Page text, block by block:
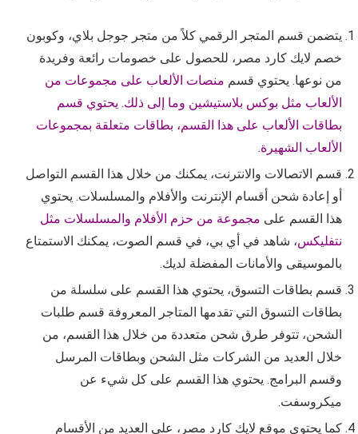
يتضمن قسم المتجر الرقمي كلاً من متجر جوجل بلاي، وكوبون
خصم لايك كارد مصر، للحصول على خصومات رائعة وفريدة
من نوعها. يحتوي قسم منصات الألعاب على مجموعات من
الألعاب مثل بوكس بلاستيشين وما إلى ذلك. يحتوي قسم
بطاقات الألعاب على هذا القسم، بطاقات متعلقة بمجموعات
الألعاب الشهيرة.
قسم الاتصالات والانترنت، يمكنك من خلال هذا القسم التواصل
أو إعادة شحن أقسام الإنترنت والأفلام والمسلسلات. يحتوي
هذا القسم على مجموعة من حزم الأفلام والمسلسلات مثل
نتفليكس، شاهد في أي بي، في قسم الصوت، يمكنك الاستمتاع
بالموسيقى والأمانات المفضلة لديك.
قسم بطاقات التسوق، يحتوي هذا القسم على سلسلة من
بطاقات التسوق التي تقدمها المتاجر المعروفة قسم طلبات
الشحن، تتوفر طرق شحن متعددة من خلال هذا القسم، من
خلال العديد من الشركات مثل الشحن وبطاقات المرسل
وقسم البرامج. يحتوي هذا القسم على كل شيء عن
ميكروسفت.
كما يحتوي موقع لايك كارد مصر، على العديد من الأقسام